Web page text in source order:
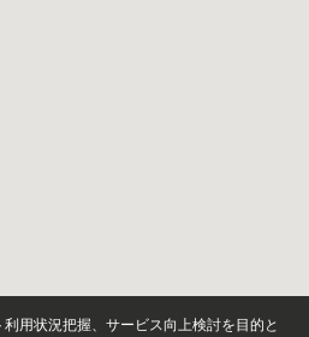
用状況把握、サービス向上検討を目的と